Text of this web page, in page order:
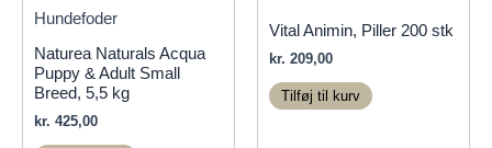
på
Naturea Naturals Acqua
Puppy & Adult Small
Breed, 5,5 kg
kr. 425,00
Vital Animin, Piller 200 stk
kr. 209,00
Tilføj til kurv